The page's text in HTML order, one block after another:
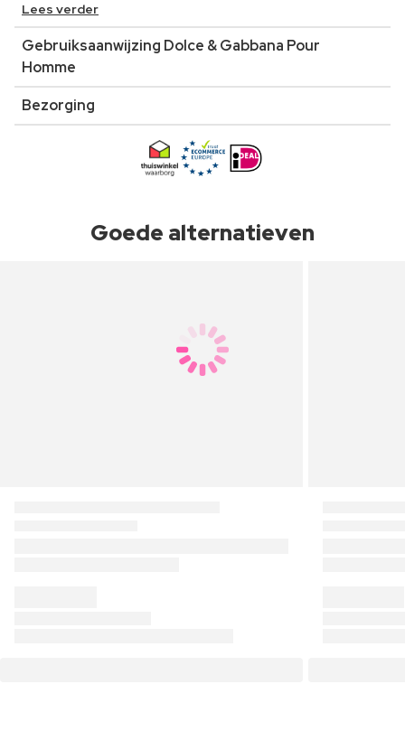
Lees verder
Gebruiksaanwijzing Dolce & Gabbana Pour
Homme
Bezorging
Goede alternatieven